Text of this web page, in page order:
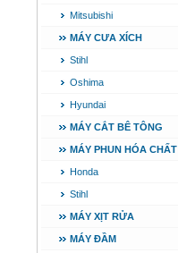
Mitsubishi
MÁY CƯA XÍCH
Stihl
Oshima
Hyundai
MÁY CẮT BÊ TÔNG
MÁY PHUN HÓA CHẤT
Honda
Stihl
MÁY XỊT RỬA
MÁY ĐẦM